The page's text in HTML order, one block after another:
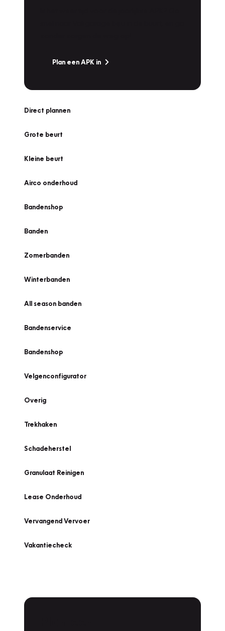
Plan een APK in
Direct plannen
Grote beurt
Kleine beurt
Airco onderhoud
Bandenshop
Banden
Zomerbanden
Winterbanden
All season banden
Bandenservice
Bandenshop
Velgenconfigurator
Overig
Trekhaken
Schadeherstel
Granulaat Reinigen
Lease Onderhoud
Vervangend Vervoer
Vakantiecheck